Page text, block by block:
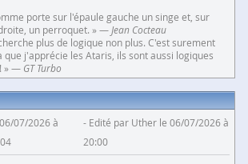
porte sur l'épaule gauche un singe et, sur
un perroquet. » — Jean Cocteau
plus de logique non plus. C'est surement
que j'apprécie les Ataris, ils sont aussi logiques
» — GT Turbo
07/2026 à
Edité par Uther le 06/07/2026 à
20:00